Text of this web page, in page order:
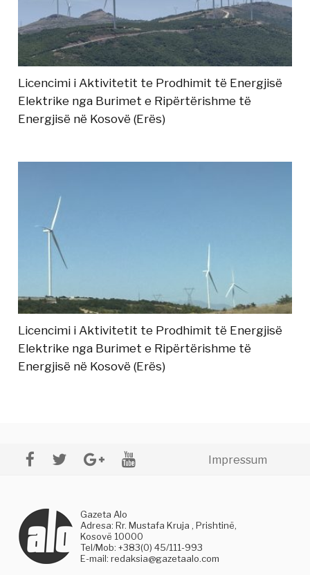
Licencimi i Aktivitetit te Prodhimit të Energjisë
Elektrike nga Burimet e Ripërtërishme të
Energjisë në Kosovë (Erës)
Licencimi i Aktivitetit te Prodhimit të Energjisë
Elektrike nga Burimet e Ripërtërishme të
Energjisë në Kosovë (Erës)
Impressum
Gazeta Alo
Adresa: Rr. Mustafa Kruja , Prishtinë,
Kosovë 10000
Tel/Mob: +383(0) 45/111-993
E-mail:redaksia@gazetaalo.com